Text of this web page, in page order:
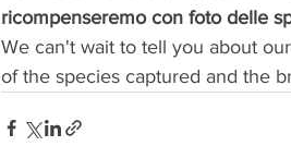
ricompenseremo con foto delle
We can't wait to tell you about
of the species captured and the